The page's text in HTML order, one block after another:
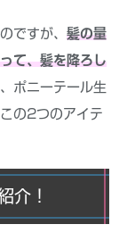
ですが、 髪の量
て、髪を降ろし
ポニーテール生
の2つのアイテ
介！